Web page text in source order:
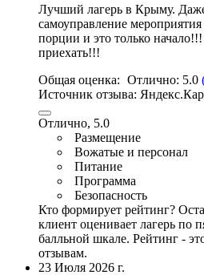
Лучший лагерь в Крыму.
самоуправление
порции и это только
приехать!!!
Общая оценка: Отлично: 5.0
Источник отзыва:
Отлично, 5.0
Размещение
Вожатые и персонал
Питание
Программа
Безопасность
Кто формирует рейтинг?
клиент оценивает лагерь по
балльной шкале. Рейтинг -
отзывам.
23 Июля 2026 г.